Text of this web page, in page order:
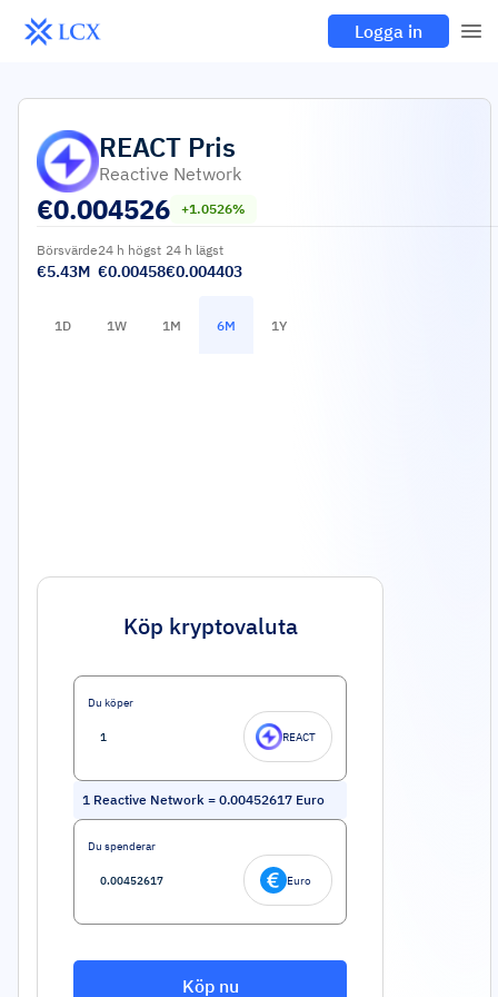
Logga in
REACT Pris
Reactive Network
€0.004526 +1.0526%
Börsvärde
€5.43M
24 h högst
€0.00458
24 h lägst
€0.004403
1D 1W 1M 6M 1Y
Köp kryptovaluta
Du köper
REACT
1 Reactive Network = 0.00452617 Euro
Du spenderar
Euro
Köp nu